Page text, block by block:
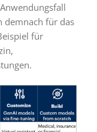
demnach für das
für